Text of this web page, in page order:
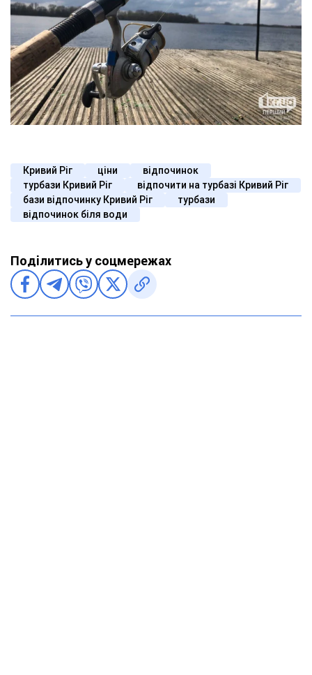
Кривий Ріг ціни
відпочинок
турбази Кривий Ріг
відпочити на турбазі Кривий Ріг
бази відпочинку Кривий Ріг
турбази
відпочинок біля води
Поділитись у соцмережах